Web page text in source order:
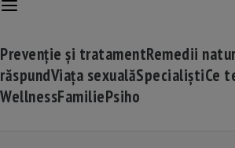
Prevenție și tratamentRemedii
răspundViața sexualăSpecialiștiCe
WellnessFamiliePsiho